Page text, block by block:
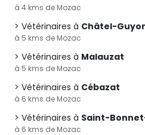
à 4 kms de Mozac
Vétérinaires à Châtel-
à 5 kms de Mozac
Vétérinaires à Malauzat
à 5 kms de Mozac
Vétérinaires à Cébazat
à 6 kms de Mozac
Vétérinaires à Saint-
à 6 kms de Mozac